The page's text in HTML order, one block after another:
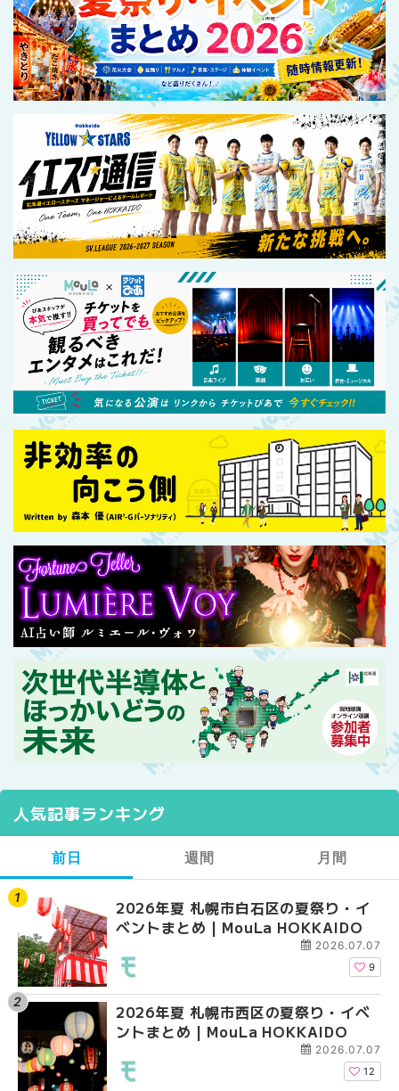
人気記事ランキング
前日
2026年夏 札幌市白石区の夏祭り・イ
ベントまとめ | MouLa HOKKAIDO
2026.07.07
9
2026年夏 札幌市西区の夏祭り・イベ
ントまとめ | MouLa HOKKAIDO
2026.07.07
12
週間
2026年夏 札幌市西区
ントまとめ | MouLa
【2026年最新】札幌
ガーデン｜オープン日
大通公園から穴場テ
月間
【2026年最新】札幌
ガーデン｜オープン日
大通公園から穴場テ
2026年夏 札幌市北区
ントまとめ | MouLa